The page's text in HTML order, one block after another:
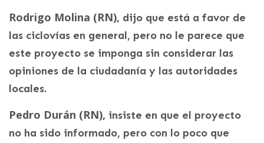
Rodrigo Molina (RN), dijo que está a favor de
las ciclovías en general, pero no le parece que
este proyecto se imponga sin considerar las
opiniones de la ciudadanía y las autoridades
locales.
Pedro Durán (RN), insiste en que el proyecto
no ha sido informado, pero con lo poco que